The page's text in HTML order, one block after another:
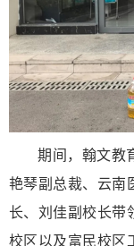
期间，翰文教
艳琴副总裁、云南
长、刘佳副校长带
校区以及富民校区